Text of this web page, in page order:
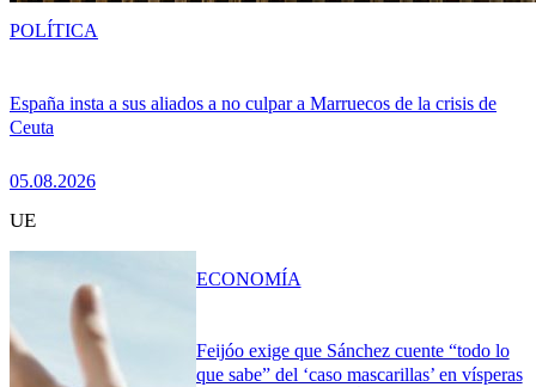
España insta a sus aliados a no culpar a Marruecos de la crisis de
Ceuta
05.08.2026
POLÍTICA
UE
Feijóo exige que Sánchez cuente “todo lo
que sabe” del ‘caso mascarillas’ en vísperas
ECONOMÍA